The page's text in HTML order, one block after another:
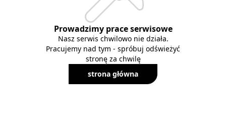
Prowadzimy prace serwisowe
Nasz serwis chwilowo nie działa.
Pracujemy nad tym - spróbuj odświeżyć
stronę za chwilę
strona główna